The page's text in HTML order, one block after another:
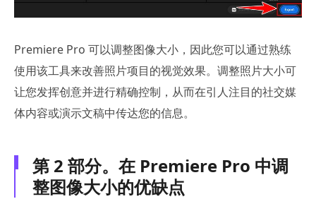
Premiere Pro 可以调整图像大小，因此您可以通过熟练
使用该工具来改善照片项目的视觉效果。调整照片大小可
让您发挥创意并进行精确控制，从而在引人注目的社交媒
体内容或演示文稿中传达您的信息。
第 2 部分。在 Premiere Pro 中调
整图像大小的优缺点